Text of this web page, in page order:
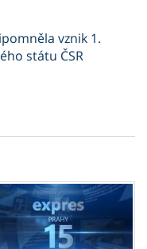
vznik 1.
státu ČSR